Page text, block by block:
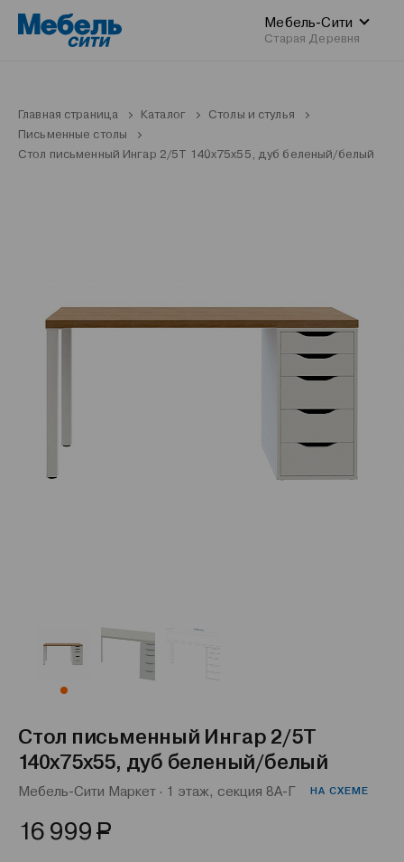
Мебель-Сити
Старая Деревня
Главная страница Каталог
Столы и стулья
Письменные столы
Стол письменный Ингар 2/5Т 140x75x55, дуб беленый/белый
Стол письменный Ингар 2/5Т
140x75x55, дуб беленый/белый
Мебель-Сити Маркет · 1 этаж, секция 8А-Г НА СХЕМЕ
16 999 Р